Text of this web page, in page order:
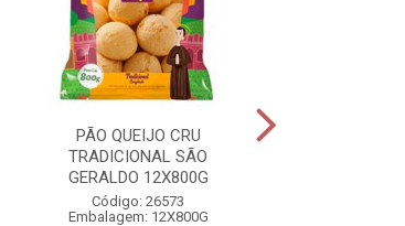
PÃO QUEIJO CRU
TRADICIONAL SÃO
GERALDO 12X800G
Código: 26573
Embalagem: 12X800G